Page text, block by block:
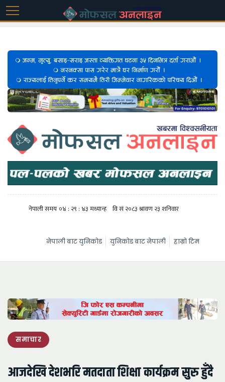
नेपाली बाट युनिकोड युनिकोड बाट नेपाली हाम्रो टिम
समाचार
आजदेखि देशभरि मतदाता शिक्षा कार्यक्रम सुरु हुँदै